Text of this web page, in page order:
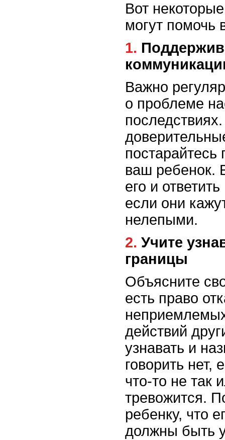
Вот
могут помочь
1. Поддерживайте открытую
Важно
о проблеме
постарайтесь
ваш ребенок.
его и
если они
нелепыми.
2. Учите узнавать и называть
границы
Объясните
есть право
действий
узнавать и
говорить нет,
что-то не так
тревожится.
ребенку, что
должны быть